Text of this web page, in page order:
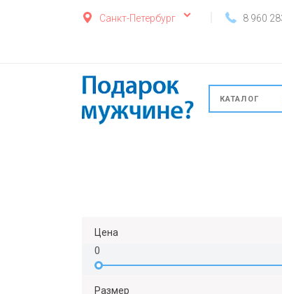
Санкт-Петербург 8 960
КАТАЛОГ
Цена
0
Размер